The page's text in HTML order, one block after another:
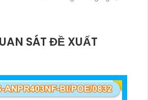
SÁT ĐỀ XUẤT